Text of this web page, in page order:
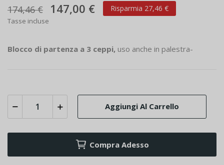
174,46 € 147,00 € Risparmia 27,46 €
Tasse incluse
Blocco di partenza a 3 ceppi, uso anche in palestra-
Aggiungi Al Carrello
Compra Adesso